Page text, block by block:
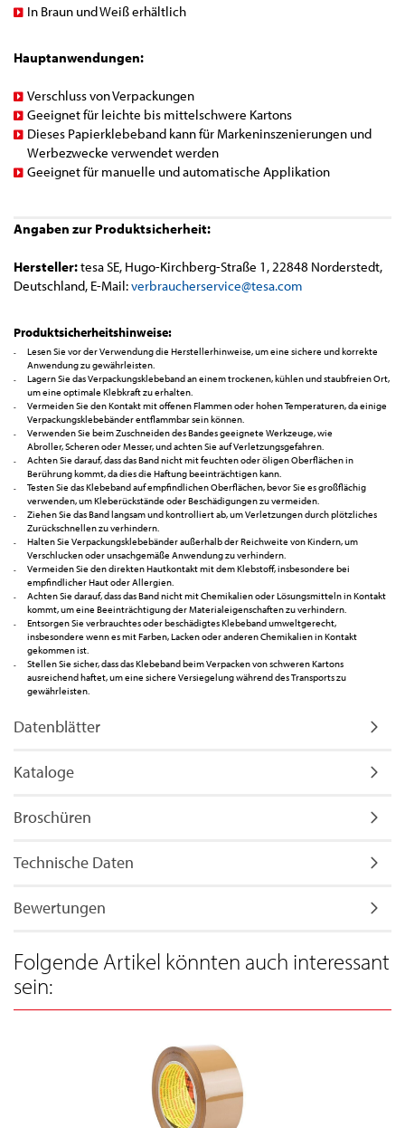
In Braun und Weiß erhältlich
Hauptanwendungen:
Verschluss von Verpackungen
Geeignet für leichte bis mittelschwere Kartons
Dieses Papierklebeband kann für Markeninszenierungen und
Werbezwecke verwendet werden
Geeignet für manuelle und automatische Applikation
Angaben zur Produktsicherheit:
Hersteller:tesa SE, Hugo-Kirchberg-Straße 1, 22848 Norderstedt,
Deutschland, E-Mail:verbraucherservice@tesa.com
Produktsicherheitshinweise:
Lesen Sie vor der Verwendung die Herstellerhinweise, um eine sichere und korrekte
Anwendung zu gewährleisten.
Lagern Sie das Verpackungsklebeband an einem trockenen, kühlen und staubfreien Ort,
um eine optimale Klebkraft zu erhalten.
Vermeiden Sie den Kontakt mit offenen Flammen oder hohen Temperaturen, da einige
Verpackungsklebebänder entflammbar sein können.
Verwenden Sie beim Zuschneiden des Bandes geeignete Werkzeuge, wie
Abroller, Scheren oder Messer, und achten Sie auf Verletzungsgefahren.
Achten Sie darauf, dass das Band nicht mit feuchten oder öligen Oberflächen in
Berührung kommt, da dies die Haftung beeinträchtigen kann.
Testen Sie das Klebeband auf empfindlichen Oberflächen, bevor Sie es großflächig
verwenden, um Kleberückstände oder Beschädigungen zu vermeiden.
Ziehen Sie das Band langsam und kontrolliert ab, um Verletzungen durch plötzliches
Zurückschnellen zu verhindern.
Halten Sie Verpackungsklebebänder außerhalb der Reichweite von Kindern, um
Verschlucken oder unsachgemäße Anwendung zu verhindern.
Vermeiden Sie den direkten Hautkontakt mit dem Klebstoff, insbesondere bei
empfindlicher Haut oder Allergien.
Achten Sie darauf, dass das Band nicht mit Chemikalien oder Lösungsmitteln in Kontakt
kommt, um eine Beeinträchtigung der Materialeigenschaften zu verhindern.
Entsorgen Sie verbrauchtes oder beschädigtes Klebeband umweltgerecht,
insbesondere wenn es mit Farben, Lacken oder anderen Chemikalien in Kontakt
gekommen ist.
Stellen Sie sicher, dass das Klebeband beim Verpacken von schweren Kartons
ausreichend haftet, um eine sichere Versiegelung während des Transports zu
gewährleisten.
Datenblätter
Kataloge
Broschüren
Technische Daten
Bewertungen
Folgende Artikel könnten auch interessant
sein: